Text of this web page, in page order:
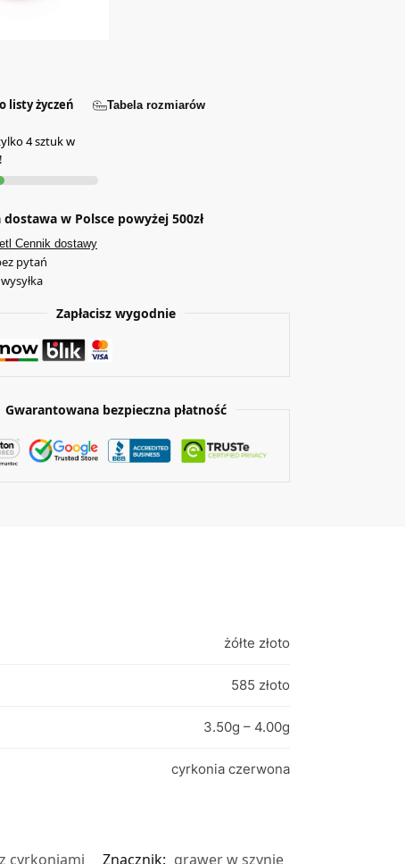
listy życzeń Tabela rozmiarów
4 sztuk w
w Polsce powyżej 500zł
Cennik dostawy
pytań
Zapłacisz wygodnie
Gwarantowana bezpieczna płatność
żółte złoto
585 złoto
3.50g – 4.00g
cyrkonia czerwona
cyrkoniami Znacznik: grawer w szynie